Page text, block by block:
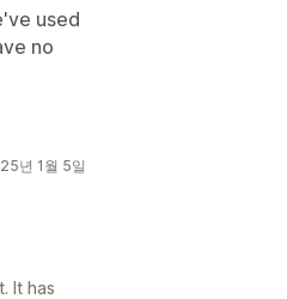
used
no
년 1월 5일
It has